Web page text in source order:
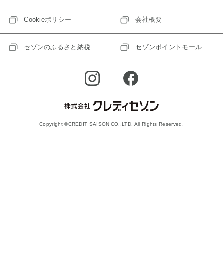
Cookieポリシー 会社概要
セゾンのふるさと納税 セゾンポイントモール
Copyright ©CREDIT SAISON CO.,LTD. All Rights Reserved.